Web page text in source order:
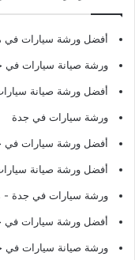
أفضل ورشة سيارات في
ورشة صيانة سيارات في
أفضل ورشة صيانة
ورشة سيارات في جدة
أفضل ورشة سيارات في
أفضل ورشة صيانة
ورشة سيارات في جدة -
أفضل ورشة سيارات في
ورشة صيانة سيارات في